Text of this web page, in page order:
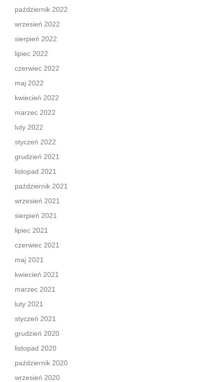
październik 2022
wrzesień 2022
sierpień 2022
lipiec 2022
czerwiec 2022
maj 2022
kwiecień 2022
marzec 2022
luty 2022
styczeń 2022
grudzień 2021
listopad 2021
październik 2021
wrzesień 2021
sierpień 2021
lipiec 2021
czerwiec 2021
maj 2021
kwiecień 2021
marzec 2021
luty 2021
styczeń 2021
grudzień 2020
listopad 2020
październik 2020
wrzesień 2020